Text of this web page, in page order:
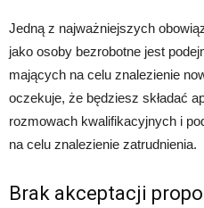
Jedną z najważniejszych
jako osoby bezrobotne jest
mających na celu znalezienie
oczekuje, że będziesz składać
rozmowach kwalifikacyjnych i
na celu znalezienie zatrudnienia.
Brak akceptacji